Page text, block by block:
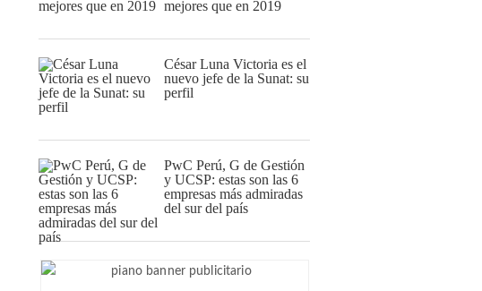
mejores que en 2019
César Luna Victoria es el
nuevo jefe de la Sunat: su
perfil
PwC Perú, G de Gestión
y UCSP: estas son las 6
empresas más admiradas
del sur del país